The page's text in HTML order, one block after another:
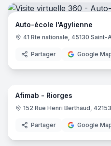
Auto-école l'Agylienne
41 Rte nationale, 45130 Saint-
Partager Google
Afimab - Riorges
152 Rue Henri Berthaud,
Partager Google